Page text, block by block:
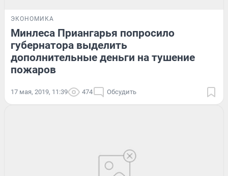
ЭКОНОМИКА
Минлеса Приангарья попросило
губернатора выделить
дополнительные деньги на тушение
пожаров
17 мая, 2019, 11:39 474 Обсудить